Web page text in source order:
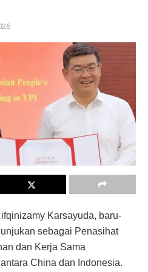
Karsayuda, baru-
sebagai Penasihat
dan Kerja Sama
China dan Indonesia.